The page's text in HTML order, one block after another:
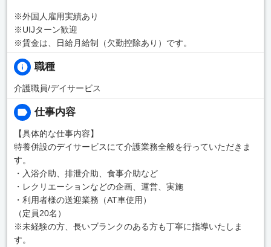
※外国人雇用実績あり
※UIJターン歓迎
※賃金は、日給月給制（欠勤控除あり）です。
職種
介護職員/デイサービス
仕事内容
【具体的な仕事内容】
特養併設のデイサービスにて介護業務全般を行っていただきま
す。
・入浴介助、排泄介助、食事介助など
・レクリエーションなどの企画、運営、実施
・利用者様の送迎業務（AT車使用）
（定員20名）
※未経験の方、長いブランクのある方も丁寧に指導いたしま
す。